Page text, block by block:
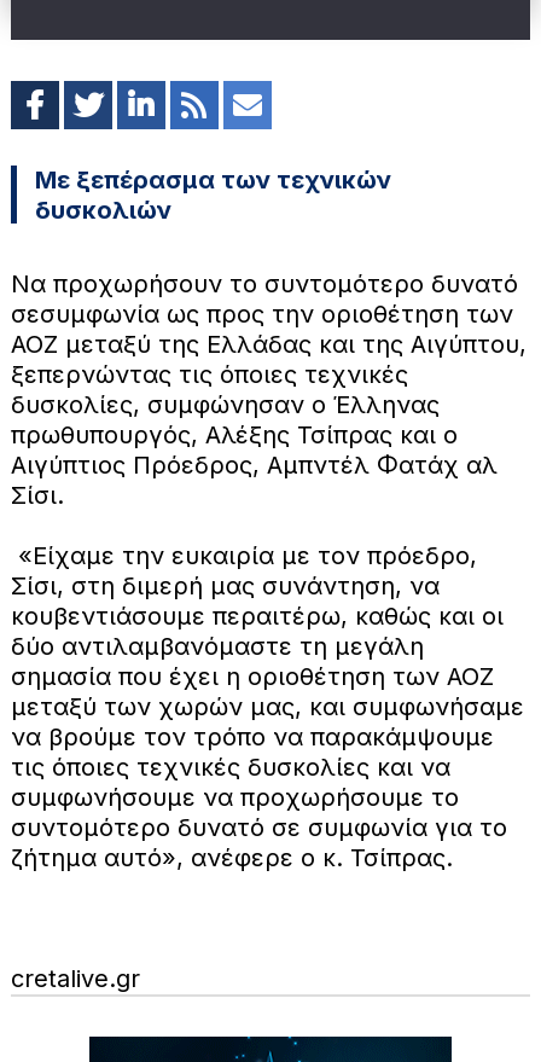
Με ξεπέρασμα των τεχνικών
δυσκολιών
Να προχωρήσουν το συντομότερο δυνατό
σεσυμφωνία ως προς την οριοθέτηση των
ΑΟΖ μεταξύ της Ελλάδας και της Αιγύπτου,
ξεπερνώντας τις όποιες τεχνικές
δυσκολίες, συμφώνησαν ο Έλληνας
πρωθυπουργός, Αλέξης Τσίπρας και ο
Αιγύπτιος Πρόεδρος, Αμπντέλ Φατάχ αλ
Σίσι.
«Είχαμε την ευκαιρία με τον πρόεδρο,
Σίσι, στη διμερή μας συνάντηση, να
κουβεντιάσουμε περαιτέρω, καθώς και οι
δύο αντιλαμβανόμαστε τη μεγάλη
σημασία που έχει η οριοθέτηση των ΑΟΖ
μεταξύ των χωρών μας, και συμφωνήσαμε
να βρούμε τον τρόπο να παρακάμψουμε
τις όποιες τεχνικές δυσκολίες και να
συμφωνήσουμε να προχωρήσουμε το
συντομότερο δυνατό σε συμφωνία για το
ζήτημα αυτό», ανέφερε ο κ. Τσίπρας.
cretalive.gr